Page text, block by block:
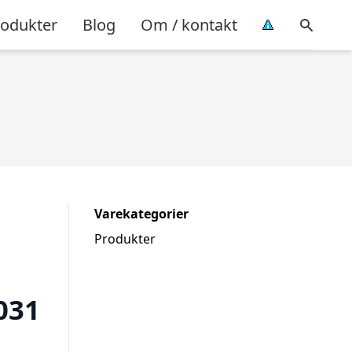
Blog Om / kontakt
Varekategorier
Produkter